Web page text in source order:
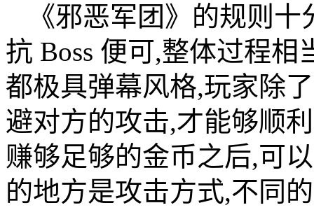
《邪恶军团》的规则
抗 Boss 便可,整体过程相
都极具弹幕风格,玩家除
避对方的攻击,才能够顺
赚够足够的金币之后,可
的地方是攻击方式,不同